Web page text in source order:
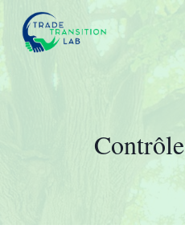
contenu